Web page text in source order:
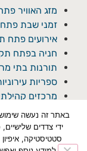
מזג האוויר
זמני שבת פתח
אירועים פתח
חניה בפתח
תורנות בתי
ספריות
מרכזים
ידי צדדים
סטטיסטיקה,